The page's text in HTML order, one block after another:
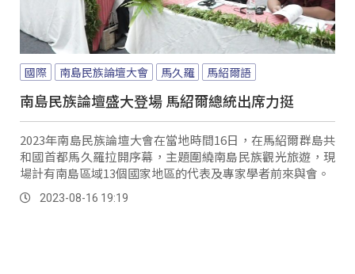
國際 南島民族論壇大會 馬久羅 馬紹爾語
南島民族論壇盛大登場 馬紹爾總統出席力挺
2023年南島民族論壇大會在當地時間16日，在馬紹爾群島共
和國首都馬久羅拉開序幕，主題圍繞南島民族觀光旅遊，現
場計有南島區域13個國家地區的代表及專家學者前來與會。
2023-08-16 19:19